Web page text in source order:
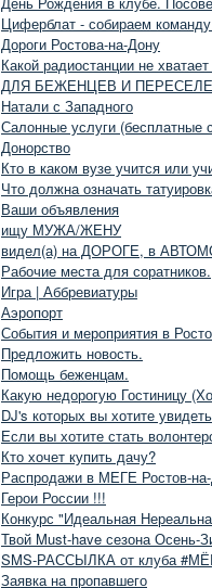
Циферблат - собираем
Дороги Ростова-на-Дону
Какой радиостанции не
ДЛЯ БЕЖЕНЦЕВ И
Натали с Западного
Салонные услуги (бесплатные
Донорство
Кто в каком вузе учится или
Что должна означать
Ваши объявления
ищу МУЖА/ЖЕНУ
видел(а) на ДОРОГЕ, в
Рабочие места для соратников.
Игра | Аббревиатуры
Аэропорт
События и мероприятия в
Предложить новость.
Помощь беженцам.
Какую недорогую Гостиницу
DJ's которых вы хотите увидеть
Если вы хотите стать
Кто хочет купить дачу?
Распродажи в МЕГЕ Ростов-
Герои России !!!
Конкурс "Идеальная
Твой Must-have сезона Осень-
SMS-РАССЫЛКА от клуба
Заявка на пропавшего